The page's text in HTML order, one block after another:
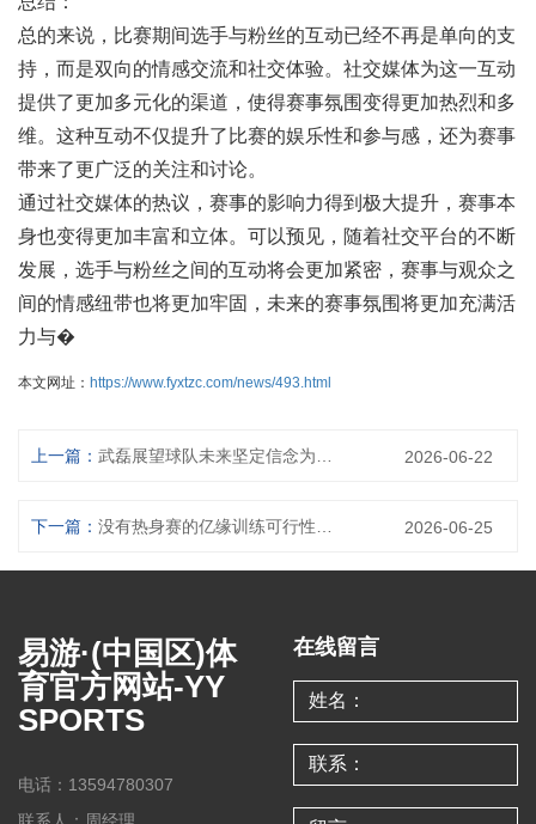
总的来说，比赛期间选手与粉丝的互动已经不再是单向的支
持，而是双向的情感交流和社交体验。社交媒体为这一互动
提供了更加多元化的渠道，使得赛事氛围变得更加热烈和多
维。这种互动不仅提升了比赛的娱乐性和参与感，还为赛事
带来了更广泛的关注和讨论。
通过社交媒体的热议，赛事的影响力得到极大提升，赛事本
身也变得更加丰富和立体。可以预见，随着社交平台的不断
发展，选手与粉丝之间的互动将会更加紧密，赛事与观众之
间的情感纽带也将更加牢固，未来的赛事氛围将更加充满活
力与�
本文网址： https://www.fyxtzc.com/news/493.html
上一篇： 2026-06-22
下一篇： 2026-06-25
易游·(中国区)体
育官方网站-YY
SPORTS
电话：13594780307
联系人：周经理
在线留言